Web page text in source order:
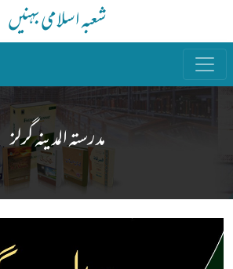
شعبہ اسلامی بہنیں
مدرستہ المدینہ گرلز